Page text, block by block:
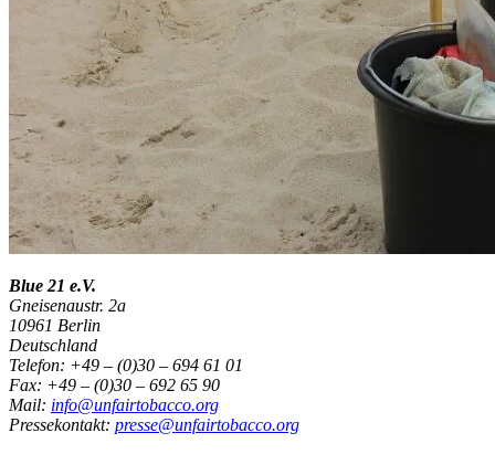
Blue 21 e.V.
Gneisenaustr. 2a
10961 Berlin
Deutschland
Telefon: +49 – (0)30 – 694 61 01
Fax: +49 – (0)30 – 692 65 90
Mail: info@unfairtobacco.org
Pressekontakt: presse@unfairtobacco.org